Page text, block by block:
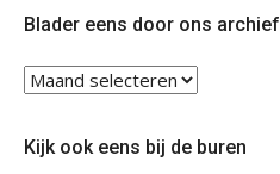
Blader eens door ons archief
Blader
ons
Kijk ook eens bij de buren